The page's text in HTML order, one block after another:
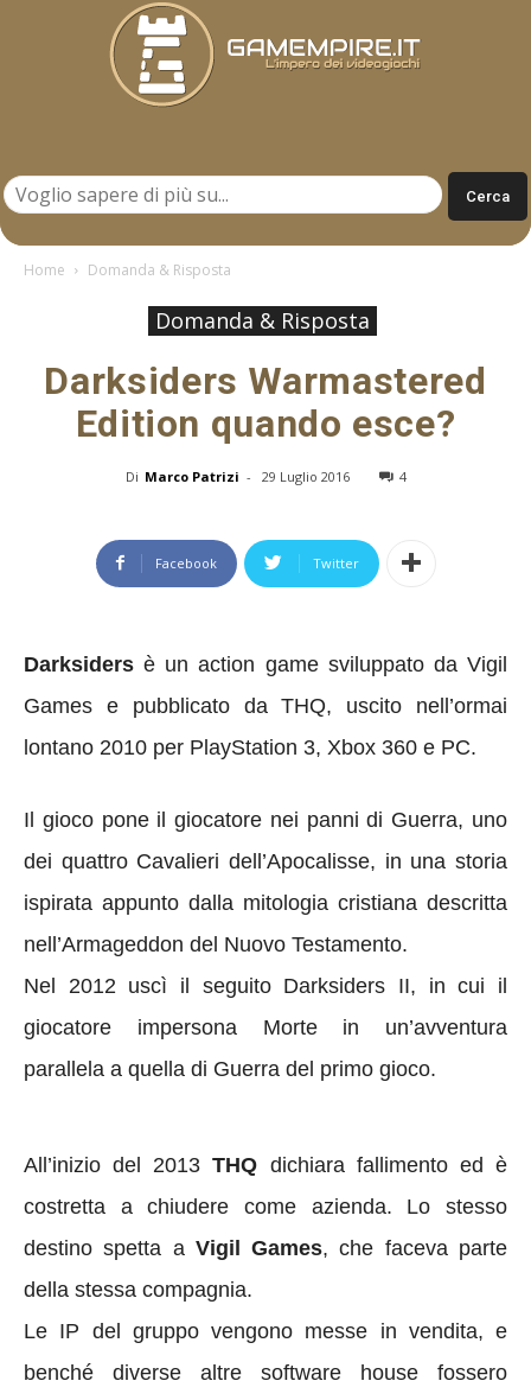
Home Domanda & Risposta
Domanda & Risposta
Darksiders Warmastered
Edition quando esce?
Di Marco Patrizi - 29 Luglio 2016 4
Facebook Twitter
Darksiders è un action game sviluppato da Vigil
Games e pubblicato da THQ, uscito nell’ormai
lontano 2010 per PlayStation 3, Xbox 360 e PC.
Il gioco pone il giocatore nei panni di Guerra, uno
dei quattro Cavalieri dell’Apocalisse, in una storia
ispirata appunto dalla mitologia cristiana descritta
nell’Armageddon del Nuovo Testamento.
Nel 2012 uscì il seguito Darksiders II, in cui il
giocatore impersona Morte in un’avventura
parallela a quella di Guerra del primo gioco.
All’inizio del 2013THQ dichiara fallimento ed è
costretta a chiudere come azienda. Lo stesso
destino spetta a Vigil Games, che faceva parte
della stessa compagnia.
Le IP del gruppo vengono messe in vendita, e
benché diverse altre software house fossero